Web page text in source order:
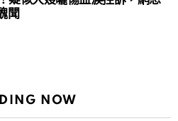
聞
NOW